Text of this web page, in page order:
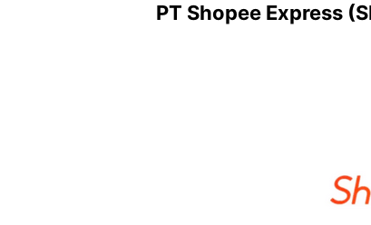
PT Shopee Express